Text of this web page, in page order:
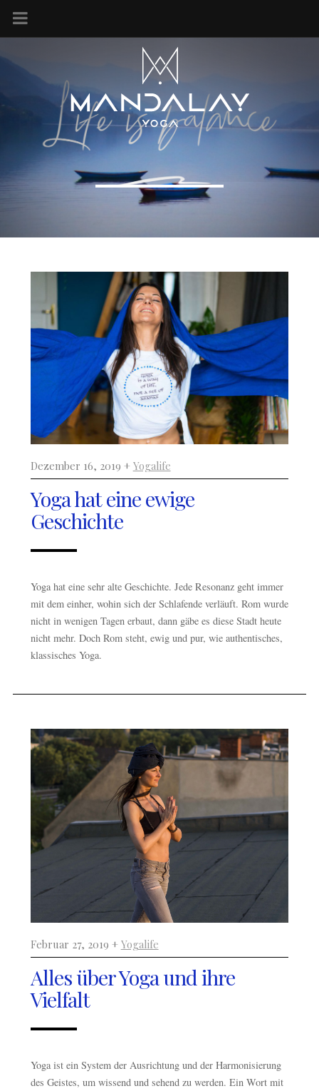
Dezember 16, 2019 + Yogalife
Yoga hat eine ewige
Geschichte
Yoga hat eine sehr alte Geschichte. Jede Resonanz geht immer
mit dem einher, wohin sich der Schlafende verläuft. Rom wurde
nicht in wenigen Tagen erbaut, dann gäbe es diese Stadt heute
nicht mehr. Doch Rom steht, ewig und pur, wie authentisches,
klassisches Yoga.
Februar 27, 2019 + Yogalife
Alles über Yoga und ihre
Vielfalt
Yoga ist ein System der Ausrichtung und der Harmonisierung
des Geistes, um wissend und sehend zu werden. Ein Wort mit